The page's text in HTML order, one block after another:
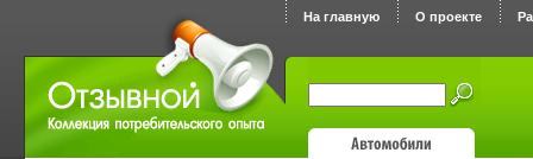
На главную О проекте